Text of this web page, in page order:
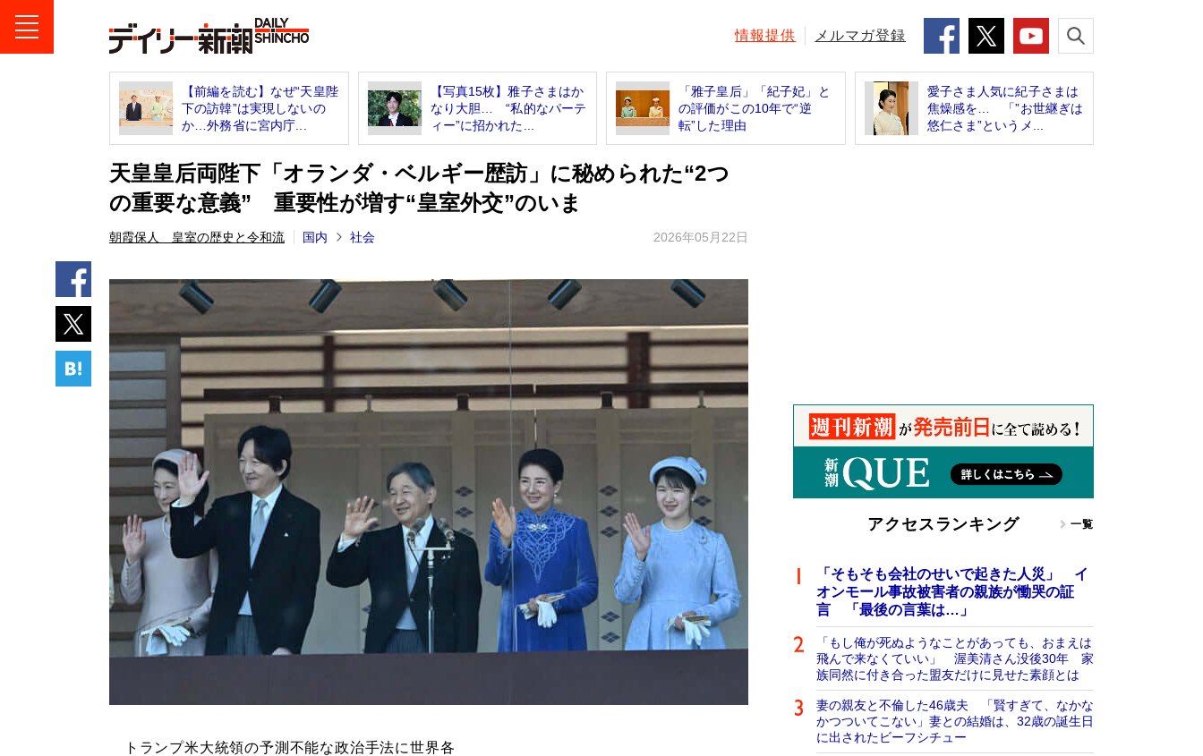
情報提供 メルマガ登録
【前編を読む】なぜ“天皇陛
下の訪韓”は実現しないの
か…外務省に宮内庁...
【写真15枚】雅子さまはか
なり大胆… “私的なパーテ
ィー”に招かれた...
「雅子皇后」「紀子妃」と
の評価がこの10年で“逆
転”した理由
愛子さま人気に紀子さまは
焦燥感を… 「”お世継ぎは
悠仁さま”というメ...
天皇皇后両陛下「オランダ・ベルギー歴訪」に秘められた“2つ
の重要な意義” 重要性が増す“皇室外交”のいま
朝霞保人 皇室の歴史と令和流 国内 社会 2026年05月22日
トランプ米大統領の予測不能な政治手法に世界各
アクセスランキング 一覧
「そもそも会社のせいで起きた人災」 イ
オンモール事故被害者の親族が慟哭の証
言 「最後の言葉は…」
「もし俺が死ぬようなことがあっても、おまえは
飛んで来なくていい」 渥美清さん没後30年 家
族同然に付き合った盟友だけに見せた素顔とは
妻の親友と不倫した46歳夫 「賢すぎて、なかな
かつついてこない」妻との結婚は、32歳の誕生日
に出されたビーフシチュー